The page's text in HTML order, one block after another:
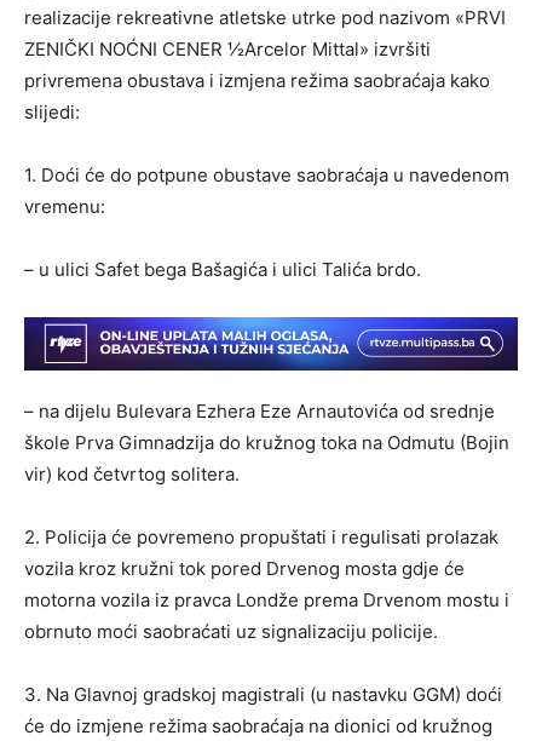
realizacije rekreativne atletske utrke pod nazivom «PRVI
ZENIČKI NOĆNI CENER ½Arcelor Mittal» izvršiti
privremena obustava i izmjena režima saobraćaja kako
slijedi:
1. Doći će do potpune obustave saobraćaja u navedenom
vremenu:
– u ulici Safet bega Bašagića i ulici Talića brdo.
– na dijelu Bulevara Ezhera Eze Arnautovića od srednje
škole Prva Gimnadzija do kružnog toka na Odmutu (Bojin
vir) kod četvrtog solitera.
2. Policija će povremeno propuštati i regulisati prolazak
vozila kroz kružni tok pored Drvenog mosta gdje će
motorna vozila iz pravca Londže prema Drvenom mostu i
obrnuto moći saobraćati uz signalizaciju policije.
3. Na Glavnoj gradskoj magistrali (u nastavku GGM) doći
će do izmjene režima saobraćaja na dionici od kružnog